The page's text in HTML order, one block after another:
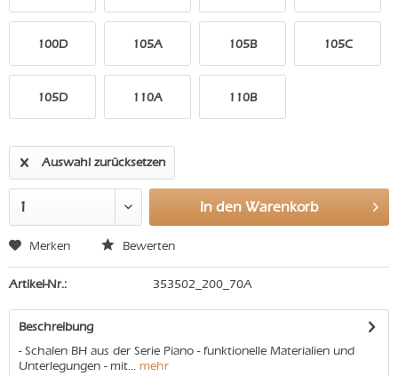
100D 105A 105B 105C
105D 110A 110B
Auswahl zurücksetzen
In den Warenkorb
Merken Bewerten
Artikel-Nr.: 353502_200_70A
Beschreibung
- Schalen BH aus der Serie Piano - funktionelle Materialien und
Unterlegungen - mit... mehr